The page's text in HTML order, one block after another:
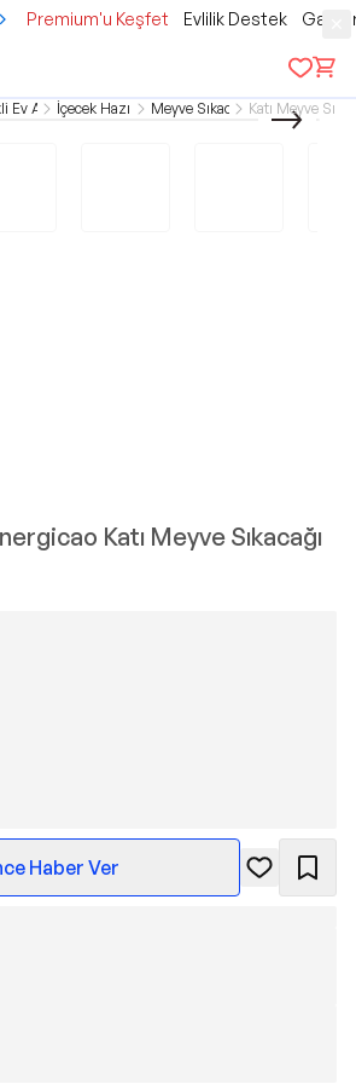
Premium'u Keşfet Evlilik Destek
Ev Aletleriİçecek HazırlamaMeyve SıkacaklarıKatı Meyve
Katı Meyve Sıkacağı
Haber Ver